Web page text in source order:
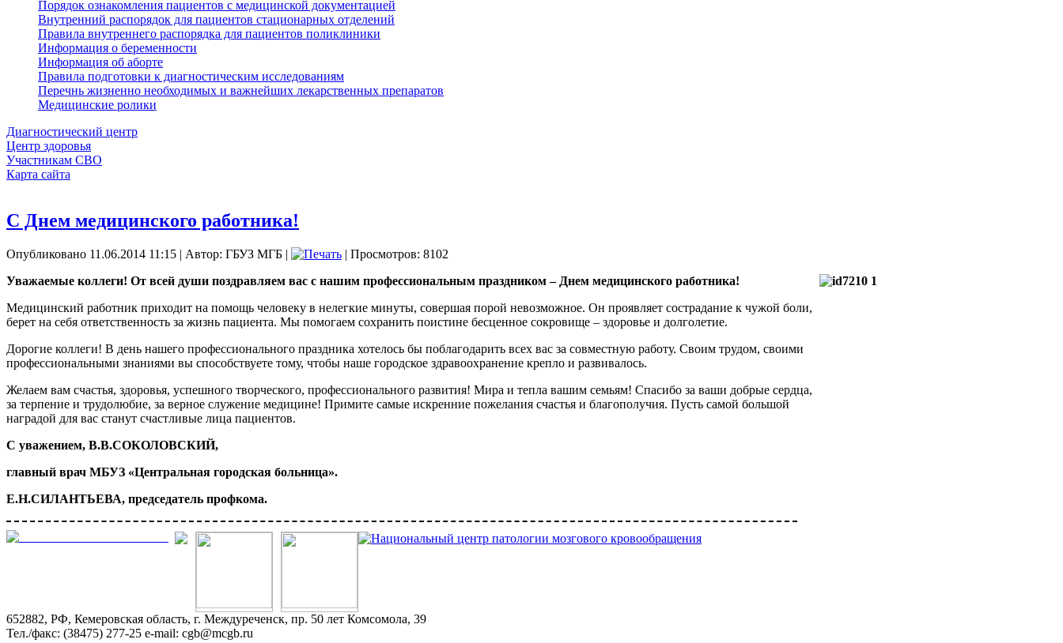
Порядок ознакомления пациентов с медицинской документацией
Внутренний распорядок для пациентов стационарных отделений
Правила внутреннего распорядка для пациентов поликлиники
Информация о беременности
Информация об аборте
Правила подготовки к диагностическим исследованиям
Перечнь жизненно необходимых и важнейших лекарственных препаратов
Медицинские ролики
Диагностический центр
Центр здоровья
Участникам СВО
Карта сайта
С Днем медицинского работника!
Опубликовано 11.06.2014 11:15 | Автор: ГБУЗ МГБ |
| Просмотров: 8102
Уважаемые коллеги! От всей души поздравляем вас с нашим профессиональным праздником – Днем медицинского работника!
Медицинский работник приходит на помощь человеку в нелегкие минуты, совершая порой невозможное. Он проявляет сострадание к чужой боли,
берет на себя ответственность за жизнь пациента. Мы помогаем сохранить поистине бесценное сокровище – здоровье и долголетие.
Дорогие коллеги! В день нашего профессионального праздника хотелось бы поблагодарить всех вас за совместную работу. Своим трудом, своими
профессиональными знаниями вы способствуете тому, чтобы наше городское здравоохранение крепло и развивалось.
Желаем вам счастья, здоровья, успешного творческого, профессионального развития! Мира и тепла вашим семьям! Спасибо за ваши добрые сердца,
за терпение и трудолюбие, за верное служение медицине! Примите самые искренние пожелания счастья и благополучия. Пусть самой большой
наградой для вас станут счастливые лица пациентов.
С уважением, В.В.СОКОЛОВСКИЙ,
главный врач МБУЗ «Центральная городская больница».
Е.Н.СИЛАНТЬЕВА, председатель профкома.
652882, РФ, Кемеровская область, г. Междуреченск, пр. 50 лет Комсомола, 39
Тел./факс: (38475) 277-25 e-mail: cgb@mcgb.ru